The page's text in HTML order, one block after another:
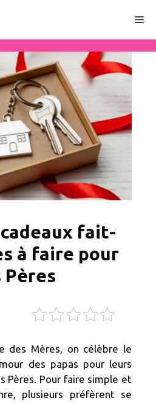
fait-
à faire pour
des Mères, on célèbre le
des papas pour leurs
Pères. Pour faire simple et
plusieurs préfèrent se